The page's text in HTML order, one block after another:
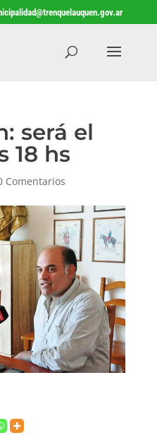
será el
18 hs
Comentarios